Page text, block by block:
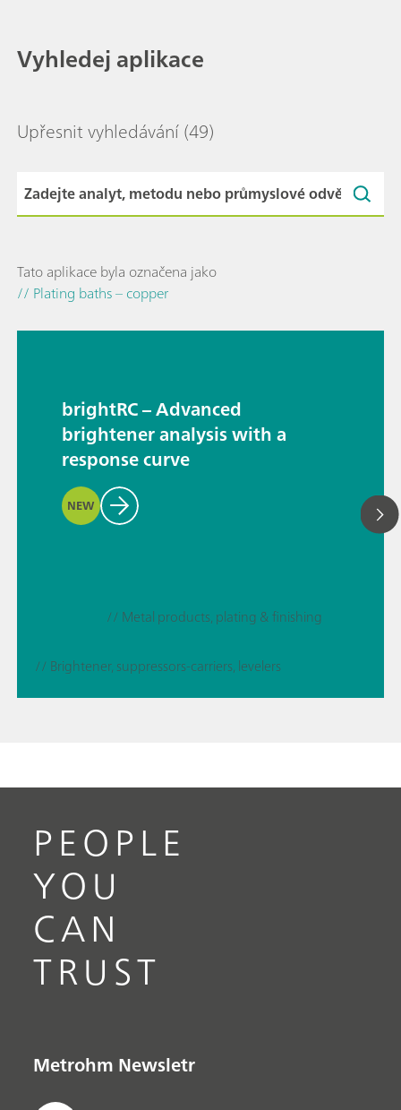
Vyhledej aplikace
Upřesnit vyhledávání(49)
Tato aplikace byla označena jako
// Plating baths – copper
brightRC – Advanced
brightener analysis with a
response curve
NEW
// Metal products, plating & finishing
// Brightener, suppressors-carriers, levelers
PEOPLE
YOU
CAN
TRUST
Metrohm Newsletr